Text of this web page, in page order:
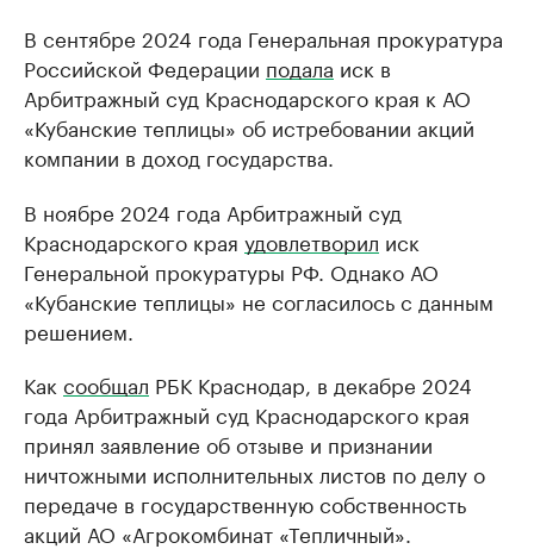
В сентябре 2024 года Генеральная прокуратура
Российской Федерации подала иск в
Арбитражный суд Краснодарского края к АО
«Кубанские теплицы» об истребовании акций
компании в доход государства.
В ноябре 2024 года Арбитражный суд
Краснодарского края удовлетворил иск
Генеральной прокуратуры РФ. Однако АО
«Кубанские теплицы» не согласилось с данным
решением.
Как сообщал РБК Краснодар, в декабре 2024
года Арбитражный суд Краснодарского края
принял заявление об отзыве и признании
ничтожными исполнительных листов по делу о
передаче в государственную собственность
акций АО «Агрокомбинат «Тепличный».